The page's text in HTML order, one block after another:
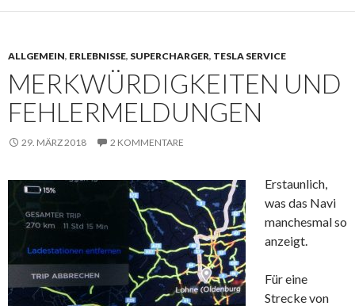
ALLGEMEIN, ERLEBNISSE, SUPERCHARGER, TESLA SERVICE
MERKWÜRDIGKEITEN UND
FEHLERMELDUNGEN
29. MÄRZ 2018 2 KOMMENTARE
Erstaunlich,
was das Navi
manchesmal so
anzeigt.
Für eine
Strecke von